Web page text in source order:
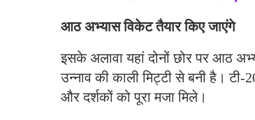
आठ अभ्यास विकेट तैयार किए जाएंगे
इसके अलावा यहां दोनों छोर पर आठ
उन्नाव की काली मिट्टी से बनी है। टी-
और दर्शकों को पूरा मजा मिले।